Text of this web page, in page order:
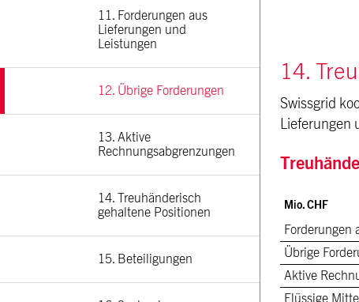
11. Forderungen aus
Lieferungen und
Leistungen
12. Übrige Forderungen
13. Aktive
Rechnungsabgrenzungen
14. Treuhänderisch
gehaltene Positionen
15. Beteiligungen
14.
Swissgrid
Lieferungen
Mio. CHF
Forderungen
Übrige
Aktive
Flüssige Mittel